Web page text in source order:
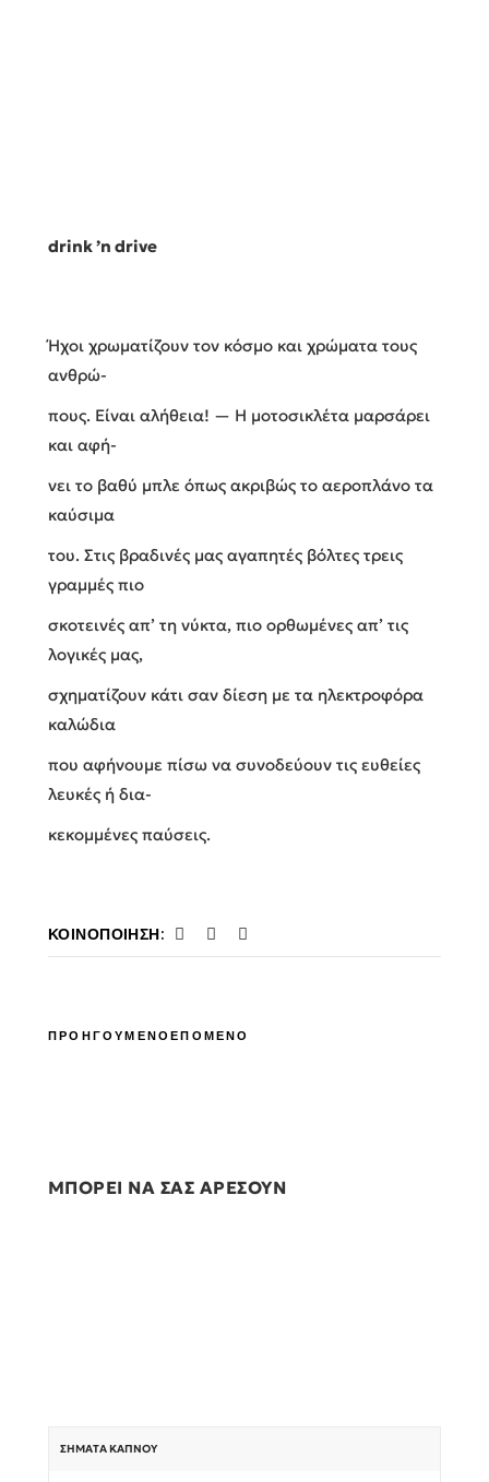
drink ’n drive
Ήχοι χρωματίζουν τον κόσμο και χρώματα τους
ανθρώ-
πους. Είναι αλήθεια! — Η μοτοσικλέτα μαρσάρει
και αφή-
νει το βαθύ μπλε όπως ακριβώς το αεροπλάνο τα
καύσιμα
του. Στις βραδινές μας αγαπητές βόλτες τρεις
γραμμές πιο
σκοτεινές απ’ τη νύκτα, πιο ορθωμένες απ’ τις
λογικές μας,
σχηματίζουν κάτι σαν δίεση με τα ηλεκτροφόρα
καλώδια
που αφήνουμε πίσω να συνοδεύουν τις ευθείες
λευκές ή δια-
κεκομμένες παύσεις.
ΚΟΙΝΟΠΟΊΗΣΗ:
ΠΡΟΗΓΟΥΜΕΝΟΕΠΟΜΕΝΟ
ΜΠΟΡΕΙ ΝΑ ΣΑΣ ΑΡΕΣΟΥΝ
ΣΉΜΑΤΑ ΚΑΠΝΟΎ